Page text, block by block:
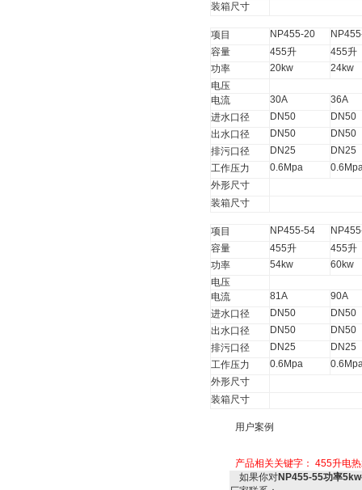
装箱尺寸
项目 NP455-20
容量
455升 455升
功率
20kw
24kw
电压
电流
30A
36A
进水口径
DN50
DN50
出水口径
DN50
DN50
排污口径
DN25
DN25
工作压力
0.6Mpa
外形尺寸
装箱尺寸
项目 NP455-54
容量
455升 455升
功率
54kw
60kw
电压
电流
81A
90A
进水口径
DN50
DN50
出水口径
DN50
DN50
排污口径
DN25
DN25
工作压力
0.6Mpa
外形尺寸
装箱尺寸
用户案例
产品相关关键字： 455升电
如果你对NP455-55功率